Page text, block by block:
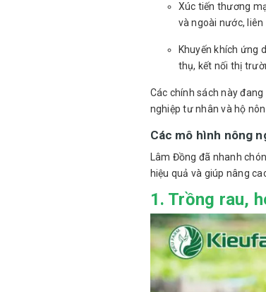
Xúc tiến thương
và ngoài nước,
Khuyến khích ứng
thụ, kết nối thị
Các chính sách này
nghiệp tư nhân và hộ
Các mô hình nông
Lâm Đồng đã nhanh
hiệu quả và giúp nâng
1. Trồng rau,